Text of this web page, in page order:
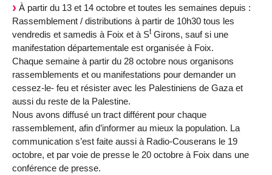
À partir du 13 et 14 octobre et toutes les semaines depuis :
Rassemblement / distributions à partir de 10h30 tous les
vendredis et samedis à Foix et à StGirons, sauf si une
manifestation départementale est organisée à Foix.
Chaque semaine à partir du 28 octobre nous organisons
rassemblements et ou manifestations pour demander un
cessez-le- feu et résister avec les Palestiniens de Gaza et
aussi du reste de la Palestine.
Nous avons diffusé un tract différent pour chaque
rassemblement, afin d’informer au mieux la population. La
communication s’est faite aussi à Radio-Couserans le 19
octobre, et par voie de presse le 20 octobre à Foix dans une
conférence de presse.